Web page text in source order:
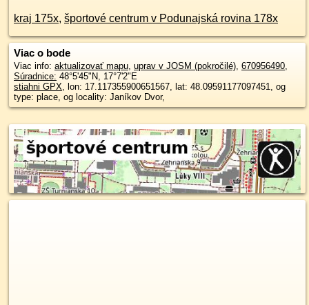
kraj 175x, športové centrum v Podunajská rovina 178x
Viac o bode
Viac info: aktualizovať mapu, uprav v JOSM (pokročilé), 670956490,
Súradnice: 48°5'45"N, 17°7'2"E
stiahni GPX, lon: 17.117355900651567, lat: 48.09591177097451, og
type: place, og locality: Janíkov Dvor,